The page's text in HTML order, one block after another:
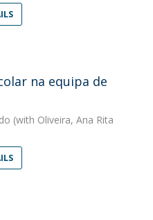
na equipa de
(with Oliveira, Ana Rita